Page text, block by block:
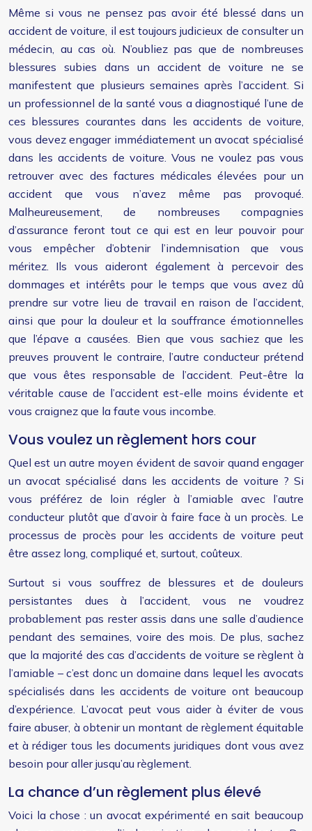
Même si vous ne pensez pas avoir été blessé dans un
accident de voiture, il est toujours judicieux de consulter un
médecin, au cas où. N’oubliez pas que de nombreuses
blessures subies dans un accident de voiture ne se
manifestent que plusieurs semaines après l’accident. Si
un professionnel de la santé vous a diagnostiqué l’une de
ces blessures courantes dans les accidents de voiture,
vous devez engager immédiatement un avocat spécialisé
dans les accidents de voiture. Vous ne voulez pas vous
retrouver avec des factures médicales élevées pour un
accident que vous n’avez même pas provoqué.
Malheureusement, de nombreuses compagnies
d’assurance feront tout ce qui est en leur pouvoir pour
vous empêcher d’obtenir l’indemnisation que vous
méritez. Ils vous aideront également à percevoir des
dommages et intérêts pour le temps que vous avez dû
prendre sur votre lieu de travail en raison de l’accident,
ainsi que pour la douleur et la souffrance émotionnelles
que l’épave a causées. Bien que vous sachiez que les
preuves prouvent le contraire, l’autre conducteur prétend
que vous êtes responsable de l’accident. Peut-être la
véritable cause de l’accident est-elle moins évidente et
vous craignez que la faute vous incombe.
Vous voulez un règlement hors cour
Quel est un autre moyen évident de savoir quand engager
un avocat spécialisé dans les accidents de voiture ? Si
vous préférez de loin régler à l’amiable avec l’autre
conducteur plutôt que d’avoir à faire face à un procès. Le
processus de procès pour les accidents de voiture peut
être assez long, compliqué et, surtout, coûteux.
Surtout si vous souffrez de blessures et de douleurs
persistantes dues à l’accident, vous ne voudrez
probablement pas rester assis dans une salle d’audience
pendant des semaines, voire des mois. De plus, sachez
que la majorité des cas d’accidents de voiture se règlent à
l’amiable – c’est donc un domaine dans lequel les avocats
spécialisés dans les accidents de voiture ont beaucoup
d’expérience. L’avocat peut vous aider à éviter de vous
faire abuser, à obtenir un montant de règlement équitable
et à rédiger tous les documents juridiques dont vous avez
besoin pour aller jusqu’au règlement.
La chance d’un règlement plus élevé
Voici la chose : un avocat expérimenté en sait beaucoup